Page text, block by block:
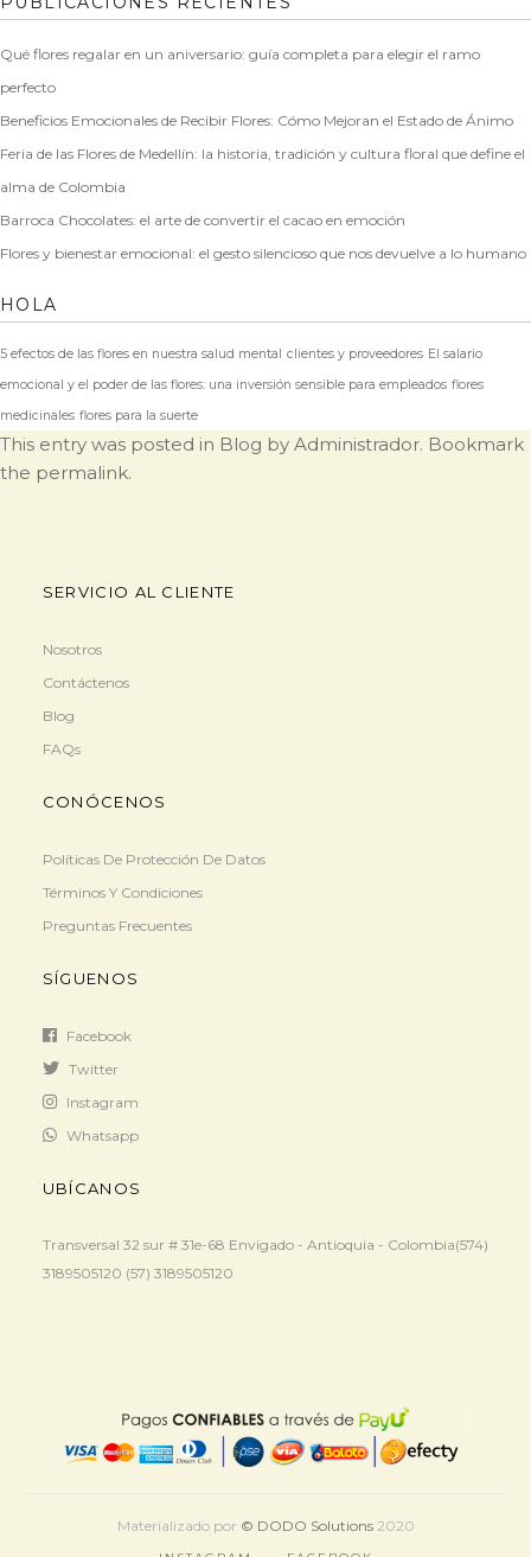
Qué flores regalar en un aniversario: guía completa para elegir el ramo
perfecto
Beneficios Emocionales de Recibir Flores: Cómo Mejoran el Estado de Ánimo
Feria de las Flores de Medellín: la historia, tradición y cultura floral que define el
alma de Colombia
Barroca Chocolates: el arte de convertir el cacao en emoción
Flores y bienestar emocional: el gesto silencioso que nos devuelve a lo humano
HOLA
5 efectos de las flores en nuestra salud mental clientes y proveedores El salario
emocional y el poder de las flores: una inversión sensible para empleados flores
medicinales flores para la suerte
This entry was posted in Blog by Administrador. Bookmark
the permalink.
SERVICIO AL CLIENTE
Nosotros
Contáctenos
Blog
FAQs
CONÓCENOS
Políticas De Protección De Datos
Términos Y Condiciones
Preguntas Frecuentes
SÍGUENOS
Facebook
Twitter
Instagram
Whatsapp
UBÍCANOS
Transversal 32 sur # 31e-68 Envigado - Antioquia - Colombia(574)
3189505120 (57) 3189505120
Materializado por © DODO Solutions2020